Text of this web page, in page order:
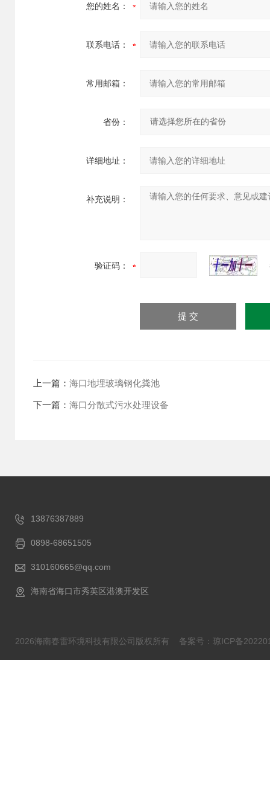
您的姓名：
联系电话：
常用邮箱：
省份：
详细地址：
补充说明：
验证码：
上一篇： 海口地埋玻璃钢化粪池
下一篇： 海口分散式污水处理设备
13876387889
0898-68651505
310160665@qq.com
海南省海口市秀英区港澳开发区
2026海南春雷环境科技有限公司版权所有 备案号：琼ICP备